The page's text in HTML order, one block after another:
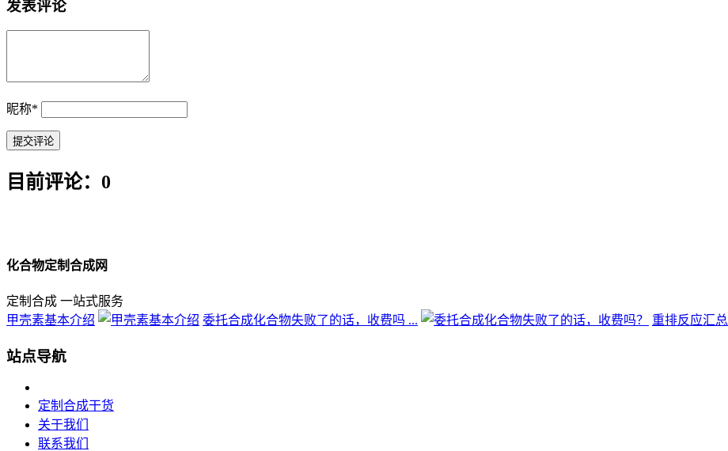
发表评论
昵称*
目前评论：0
化合物定制合成网
定制合成 一站式服务
甲壳素基本介绍
委托合成化合物失败了的话，收费吗 ... 重排反应汇总
站点导航
定制合成干货
关于我们
联系我们